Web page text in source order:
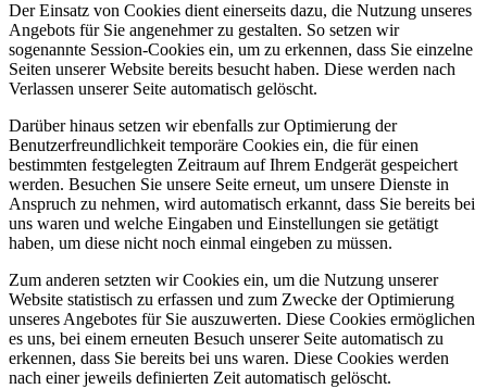
Der Einsatz von Cookies dient einerseits dazu, die Nutzung unseres
Angebots für Sie angenehmer zu gestalten. So setzen wir
sogenannte Session-Cookies ein, um zu erkennen, dass Sie einzelne
Seiten unserer Website bereits besucht haben. Diese werden nach
Verlassen unserer Seite automatisch gelöscht.
Darüber hinaus setzen wir ebenfalls zur Optimierung der
Benutzerfreundlichkeit temporäre Cookies ein, die für einen
bestimmten festgelegten Zeitraum auf Ihrem Endgerät gespeichert
werden. Besuchen Sie unsere Seite erneut, um unsere Dienste in
Anspruch zu nehmen, wird automatisch erkannt, dass Sie bereits bei
uns waren und welche Eingaben und Einstellungen sie getätigt
haben, um diese nicht noch einmal eingeben zu müssen.
Zum anderen setzten wir Cookies ein, um die Nutzung unserer
Website statistisch zu erfassen und zum Zwecke der Optimierung
unseres Angebotes für Sie auszuwerten. Diese Cookies ermöglichen
es uns, bei einem erneuten Besuch unserer Seite automatisch zu
erkennen, dass Sie bereits bei uns waren. Diese Cookies werden
nach einer jeweils definierten Zeit automatisch gelöscht.